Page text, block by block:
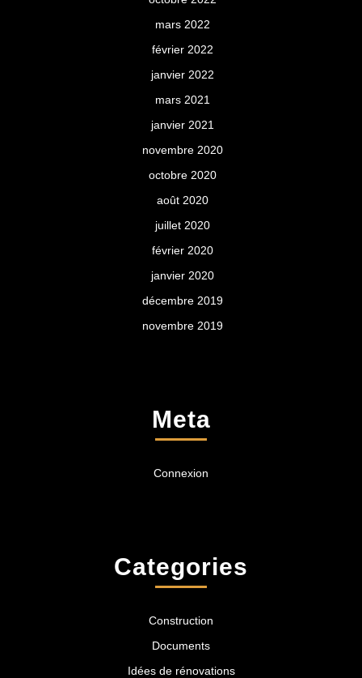
mars 2022
février 2022
janvier 2022
mars 2021
janvier 2021
novembre 2020
octobre 2020
août 2020
juillet 2020
février 2020
janvier 2020
décembre 2019
novembre 2019
Meta
Connexion
Categories
Construction
Documents
Idées de rénovations